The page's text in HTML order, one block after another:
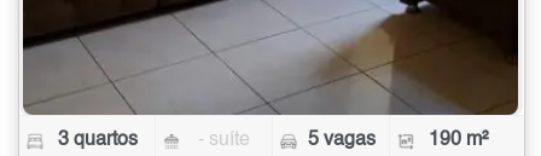
3 quartos - suíte 5 vagas 190 m²